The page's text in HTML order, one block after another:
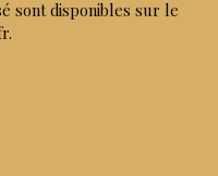
sont disponibles sur le